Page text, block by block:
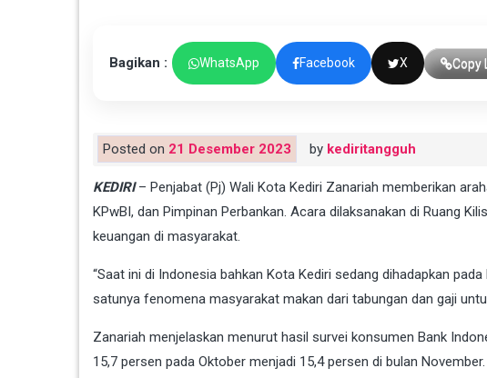
Bagikan : WhatsApp Facebook X Copy
Posted on 21 Desember 2023 by kediritangguh
KEDIRI– Penjabat (Pj) Wali Kota Kediri Zanariah memberikan
KPwBI, dan Pimpinan Perbankan. Acara dilaksanakan di Ruang
keuangan di masyarakat.
“Saat ini di Indonesia bahkan Kota Kediri sedang dihadapkan
satunya fenomena masyarakat makan dari tabungan dan gaji
Zanariah menjelaskan menurut hasil survei konsumen Bank
15,7 persen pada Oktober menjadi 15,4 persen di bulan